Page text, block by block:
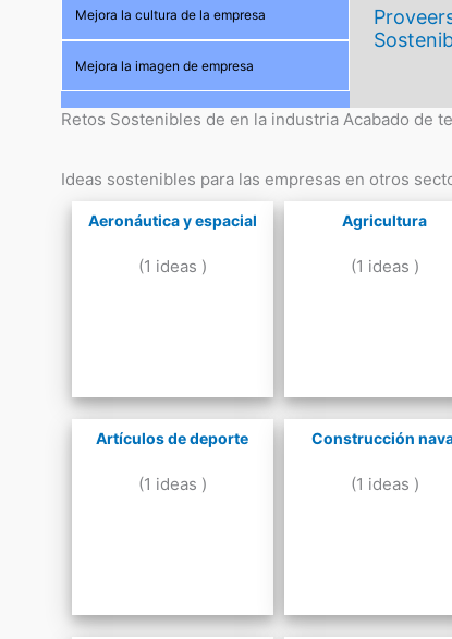
Mejora la cultura de la empresa
Mejora la imagen de empresa
Retos Sostenibles de en la industria Acabado de
Ideas sostenibles para las empresas en otros
Aeronáutica y espacial
(1 ideas )
Agricultura
(1 ideas )
Artículos de deporte
(1 ideas )
Construcción
(1 ideas )